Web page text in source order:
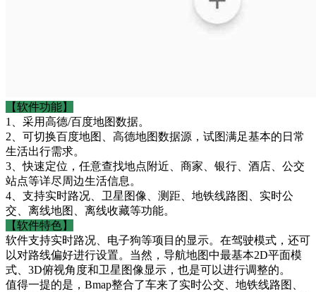
【软件功能】
1、采用高德/百度地图数据。
2、可切换百度地图、高德地图数据源，试图满足基本的日常
生活出行需求。
3、快速定位，任意查找地点附近、商家、银行、酒店、公交
站点等详尽周边生活信息。
4、支持实时路况、卫星图像、测距、地铁线路图、实时公
交、离线地图、离线收藏等功能。
【软件特色】
软件支持实时路况、电子狗等项目的显示。在驾驶模式，还可
以对路线偏好进行设置。当然，导航地图中最基本2D平面模
式、3D俯视角度和卫星图像显示，也是可以进行调整的。
值得一提的是，Bmap整合了车来了实时公交、地铁线路图、